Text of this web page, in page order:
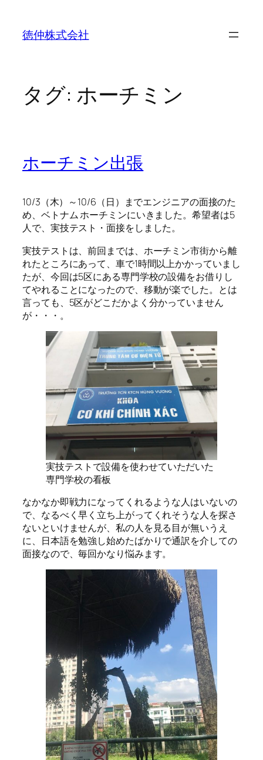
徳仲株式会社
タグ: ホーチミン
ホーチミン出張
10/3（木）～10/6（日）までエンジニアの面接のた
め、ベトナム ホーチミンにいきました。希望者は5
人で、実技テスト・面接をしました。
実技テストは、前回までは、ホーチミン市街から離
れたところにあって、車で1時間以上かかっていまし
たが、今回は5区にある専門学校の設備をお借りし
てやれることになったので、移動が楽でした。とは
言っても、5区がどこだかよく分かっていません
が・・・。
実技テストで設備を使わせていただいた
専門学校の看板
なかなか即戦力になってくれるような人はいないの
で、なるべく早く立ち上がってくれそうな人を探さ
ないといけませんが、私の人を見る目が無いうえ
に、日本語を勉強し始めたばかりで通訳を介しての
面接なので、毎回かなり悩みます。